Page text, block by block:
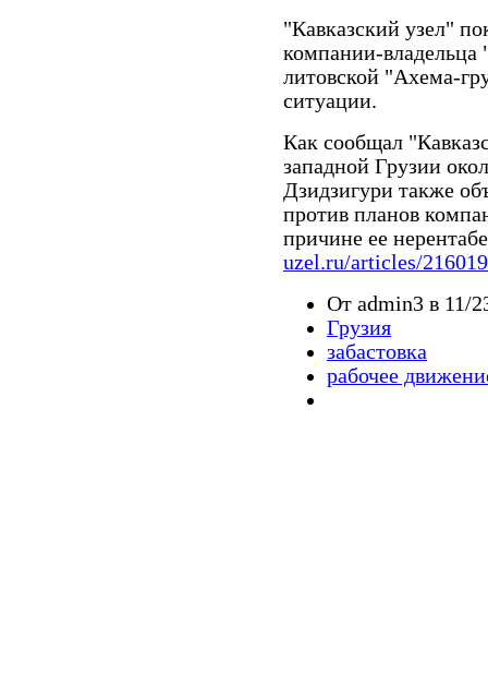
"Кавказский узел"
компании-владельца
литовской "Ахема-
ситуации.
Как сообщал
западной Грузии
Дзидзигури также
против планов
причине ее
uzel.ru/articles/
От admin3 в 11/
Грузия
забастовка
рабочее